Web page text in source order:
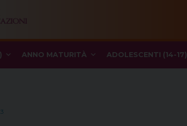
ANNO MATURITÀ ADOLESCENTI (14-17)